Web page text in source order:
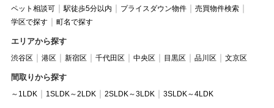
ペット相談可 駅徒歩5分以内 プライスダウン物件
売買物件検索
学区で探す
町名で探す
エリアから探す
渋谷区 港区 新宿区 千代田区 中央区 目黒区 品川区 文京区
間取りから探す
～1LDK 1SLDK～2LDK 2SLDK～3LDK 3SLDK～4LDK